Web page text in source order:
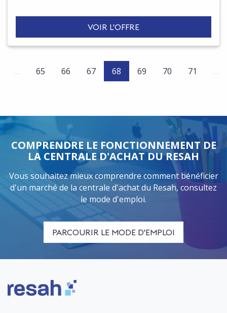
VOIR L'OFFRE
… 65 66 67 68(current)
69 70 71 …
COMPRENDRE LE FONCTIONNEMENT DE
LA CENTRALE D'ACHAT DU RESAH
Vous souhaitez mieux comprendre comment bénéficier
d'un marché de la centrale d'achat du Resah, consultez
le mode d'emploi.
PARCOURIR LE MODE D'EMPLOI
Logo Resah